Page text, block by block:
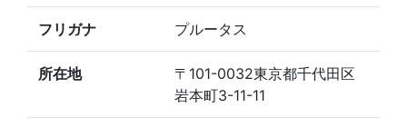
フリガナ プルータス
所在地
〒101-0032東京都千代田区
岩本町3-11-11